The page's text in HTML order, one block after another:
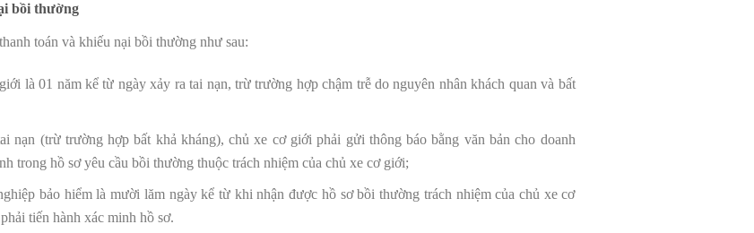
bồi thường
toán và khiếu nại bồi thường như sau:
là 01 năm kể từ ngày xảy ra tai nạn, trừ trường hợp chậm trễ do nguyên nhân khách quan và bất
nạn (trừ trường hợp bất khả kháng), chủ xe cơ giới phải gửi thông báo bằng văn bản cho doanh
trong hồ sơ yêu cầu bồi thường thuộc trách nhiệm của chủ xe cơ giới;
bảo hiểm là mười lăm ngày kể từ khi nhận được hồ sơ bồi thường trách nhiệm của chủ xe cơ
tiến hành xác minh hồ sơ.